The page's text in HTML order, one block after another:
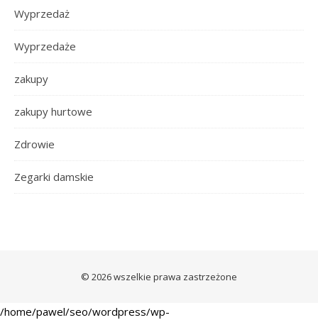
Wyprzedaż
Wyprzedaże
zakupy
zakupy hurtowe
Zdrowie
Zegarki damskie
© 2026 wszelkie prawa zastrzeżone
/home/pawel/seo/wordpress/wp-